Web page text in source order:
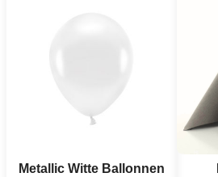
Metallic Witte Ballonnen